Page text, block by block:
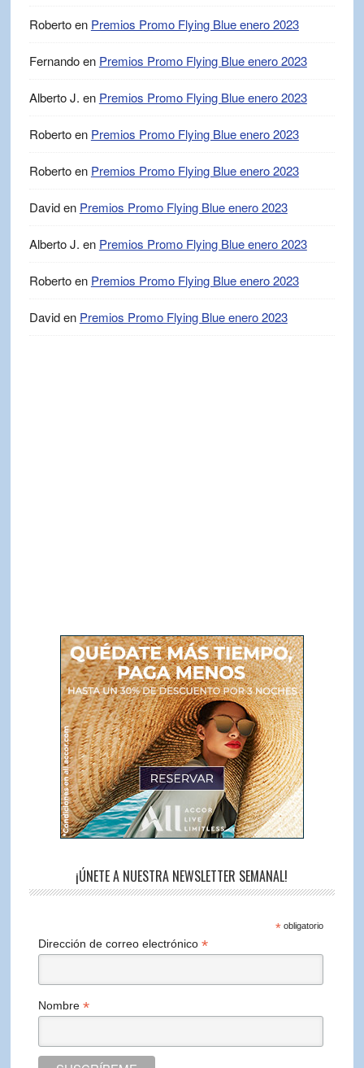
Robertoen Premios Promo Flying Blue enero 2023
Fernandoen Premios Promo Flying Blue enero 2023
Alberto J. en Premios Promo Flying Blue enero 2023
Robertoen Premios Promo Flying Blue enero 2023
Robertoen Premios Promo Flying Blue enero 2023
Daviden Premios Promo Flying Blue enero 2023
Alberto J. en Premios Promo Flying Blue enero 2023
Robertoen Premios Promo Flying Blue enero 2023
Daviden Premios Promo Flying Blue enero 2023
¡ÚNETE A NUESTRA NEWSLETTER SEMANAL!
*obligatorio
Dirección de correo electrónico*
Nombre*